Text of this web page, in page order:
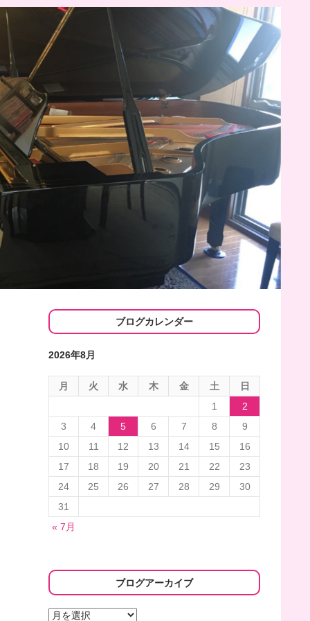
ブログカレンダー
2026年8月
月 火 水 木 金 土
日
1
2
3
4 5 6 7 8
9
10
11 12 13 14 15
16
17
18 19 20 21 22
23
24
25 26 27 28 29
30
31
« 7月
ブログアーカイブ
ブ